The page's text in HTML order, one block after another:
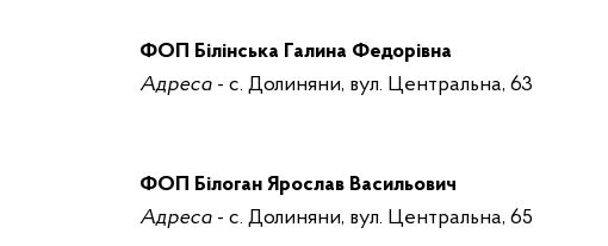
ФОП Білінська Галина Федорівна
Адреса - с. Долиняни, вул. Центральна, 63
ФОП Білоган Ярослав Васильович
Адреса - с. Долиняни, вул. Центральна, 65